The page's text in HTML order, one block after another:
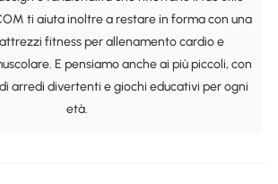
ti aiuta inoltre a restare in forma con una
fitness per allenamento cardio e
E pensiamo anche ai più piccoli, con
arredi divertenti e giochi educativi per ogni
età.